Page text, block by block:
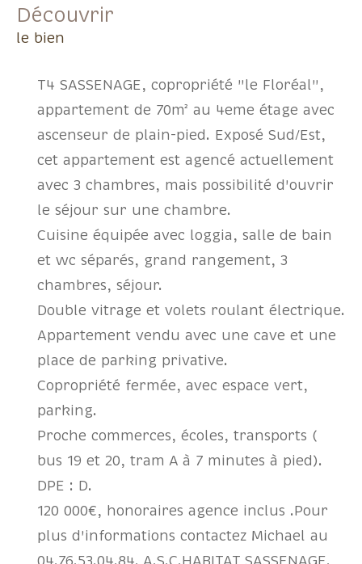
découvrir
le bien
T4 SASSENAGE, copropriété "le Floréal",
appartement de 70m² au 4eme étage avec
ascenseur de plain-pied. Exposé Sud/Est,
cet appartement est agencé actuellement
avec 3 chambres, mais possibilité d'ouvrir
le séjour sur une chambre.
Cuisine équipée avec loggia, salle de bain
et wc séparés, grand rangement, 3
chambres, séjour.
Double vitrage et volets roulant électrique.
Appartement vendu avec une cave et une
place de parking privative.
Copropriété fermée, avec espace vert,
parking.
Proche commerces, écoles, transports (
bus 19 et 20, tram A à 7 minutes à pied).
DPE : D.
120 000€, honoraires agence inclus .Pour
plus d'informations contactez Michael au